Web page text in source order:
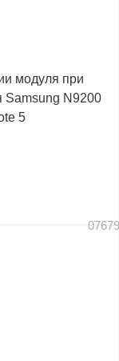
модуля при
Samsung N9200
5